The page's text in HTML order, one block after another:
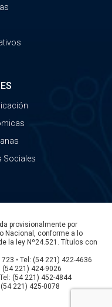
Sociales
provisionalmente por
Nacional, conforme a lo
la ley Nº24.521. Títulos con
• Tel: (54 221) 422-4636
(54 221) 424-9026
(54 221) 452-4844
(54 221) 425-0078